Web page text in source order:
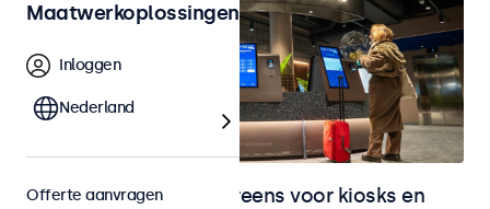
Monitoren en touchscreens voor kiosks en
Maatwerkoplossingen
Inloggen
Nederland
Offerte aanvragen